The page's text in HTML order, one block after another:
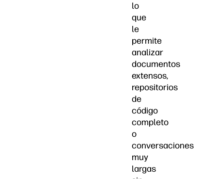
lo
que
le
permite
analizar
documentos
extensos,
repositorios
de
código
completo
o
conversaciones
muy
largas